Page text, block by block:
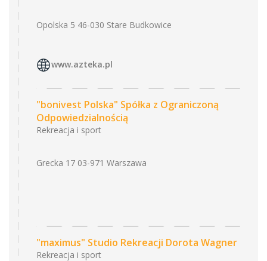
Opolska 5 46-030 Stare Budkowice
www.azteka.pl
"bonivest Polska" Spółka z Ograniczoną
Odpowiedzialnością
Rekreacja i sport
Grecka 17 03-971 Warszawa
"maximus" Studio Rekreacji Dorota Wagner
Rekreacja i sport